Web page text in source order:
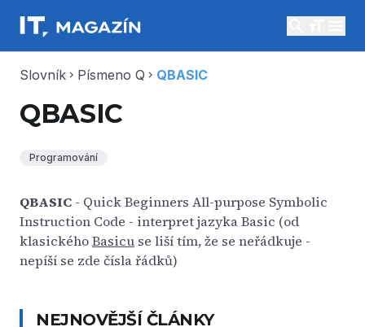
Slovník chevron_right Písmeno Q chevron_right QBASIC
QBASIC
Programování
QBASIC - Quick Beginners All-purpose Symbolic
Instruction Code - interpret jazyka Basic (od
klasickéhoBasicu se liší tím, že se neřádkuje -
nepíší se zde čísla řádků)
NEJNOVĚJŠÍ ČLÁNKY